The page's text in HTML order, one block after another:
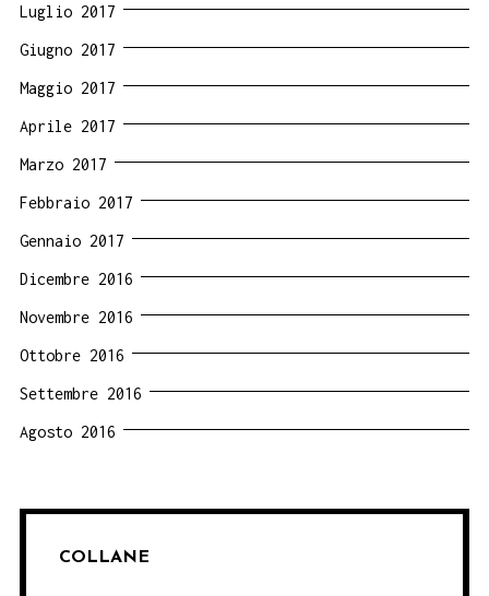
Luglio 2017
Giugno 2017
Maggio 2017
Aprile 2017
Marzo 2017
Febbraio 2017
Gennaio 2017
Dicembre 2016
Novembre 2016
Ottobre 2016
Settembre 2016
Agosto 2016
COLLANE